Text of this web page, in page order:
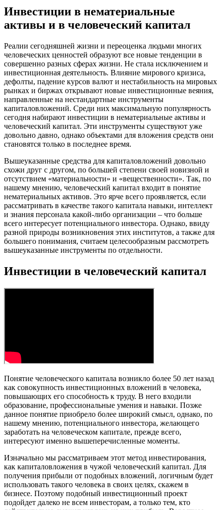
Инвестиции в нематериальные
активы и в человеческий капитал
Реалии сегодняшней жизни и переоценка людьми многих
человеческих ценностей образуют все новые тенденции в
совершенно разных сферах жизни. Не стала исключением и
инвестиционная деятельность. Влияние мирового кризиса,
дефолты, падение курсов валют и нестабильность на мировых
рынках и биржах открывают новые инвестиционные веяния,
направленные на нестандартные инструменты
капиталовложений. Среди них максимальную популярность
сегодня набирают инвестиции в нематериальные активы и
человеческий капитал. Эти инструменты существуют уже
довольно давно, однако объектами для вложения средств они
становятся только в последнее время.
Вышеуказанные средства для капиталовложений довольно
схожи друг с другом, по большей степени своей новизной и
отсутствием «материальности» и «вещественности». Так, по
нашему мнению, человеческий капитал входит в понятие
нематериальных активов. Это ярче всего проявляется, если
рассматривать в качестве такого капитала навыки, интеллект
и знания персонала какой-либо организации – что больше
всего интересует потенциального инвестора. Однако, ввиду
разной природы возникновения этих институтов, а также для
большего понимания, считаем целесообразным рассмотреть
вышеуказанные инструменты по отдельности.
Инвестиции в человеческий капитал
Понятие человеческого капитала возникло более 50 лет назад
как совокупность инвестиционных вложений в человека,
повышающих его способность к труду. В него входили
образование, профессиональные умения и навыки. Позже
данное понятие приобрело более широкий смысл, однако, по
нашему мнению, потенциального инвестора, желающего
заработать на человеческом капитале, прежде всего,
интересуют именно вышеперечисленные моменты.
Изначально мы рассматриваем этот метод инвестирования,
как капиталовложения в чужой человеческий капитал. Для
получения прибыли от подобных вложений, логичным будет
использовать такого человека в своих целях, скажем в
бизнесе. Поэтому подобный инвестиционный проект
подойдет далеко не всем инвесторам, а только тем, кто